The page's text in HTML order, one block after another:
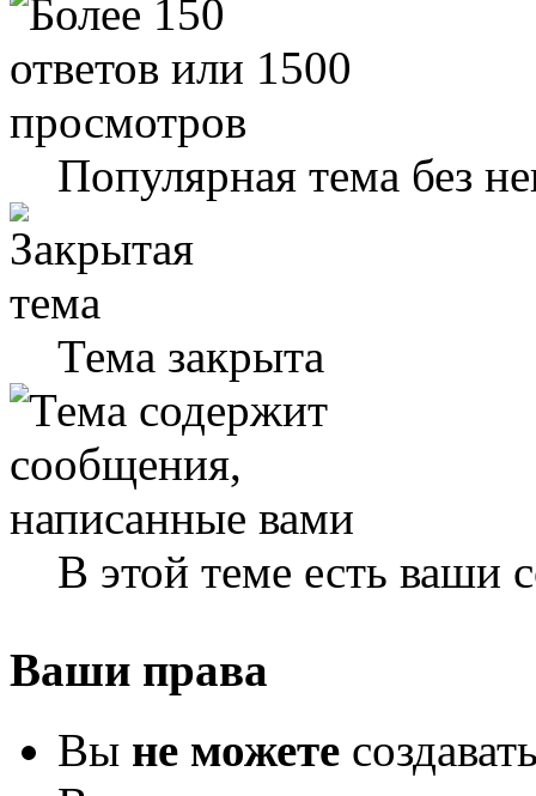
Популярная тема без
Тема закрыта
В этой теме есть ваши
Ваши права
Вы не можете